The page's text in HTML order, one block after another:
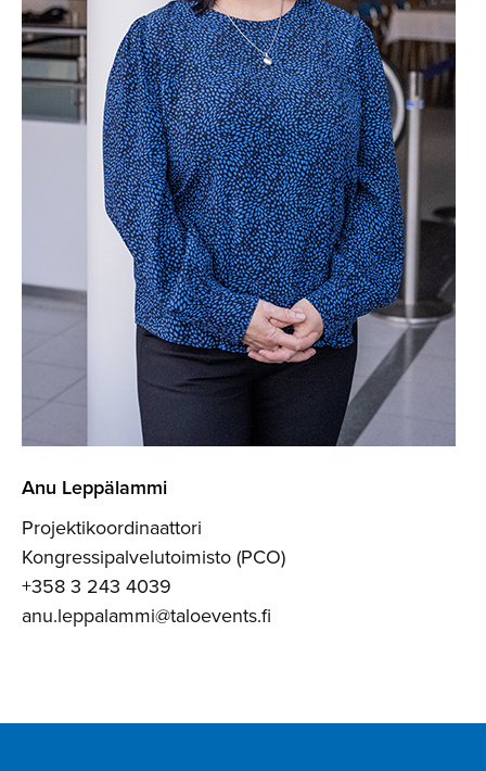
Anu Leppälammi
Projektikoordinaattori
Kongressipalvelutoimisto (PCO)
+358 3 243 4039
anu.leppalammi@taloevents.fi